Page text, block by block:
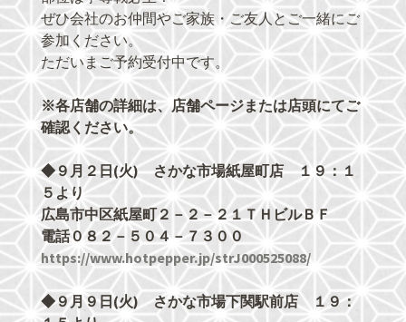
ぜひ会社のお仲間やご家族・ご友人とご一緒にご
参加ください。
ただいまご予約受付中です。
※各店舗の詳細は、店舗ページまたは店頭にてご
確認ください。
◆９月２日(火) さかな市場紙屋町店 １９：１
５より
広島市中区紙屋町２－２－２１ＴＨビルＢＦ
電話０８２－５０４－７３００
https://www.hotpepper.jp/strJ000525088/
◆９月９日(火) さかな市場下関駅前店 １９：